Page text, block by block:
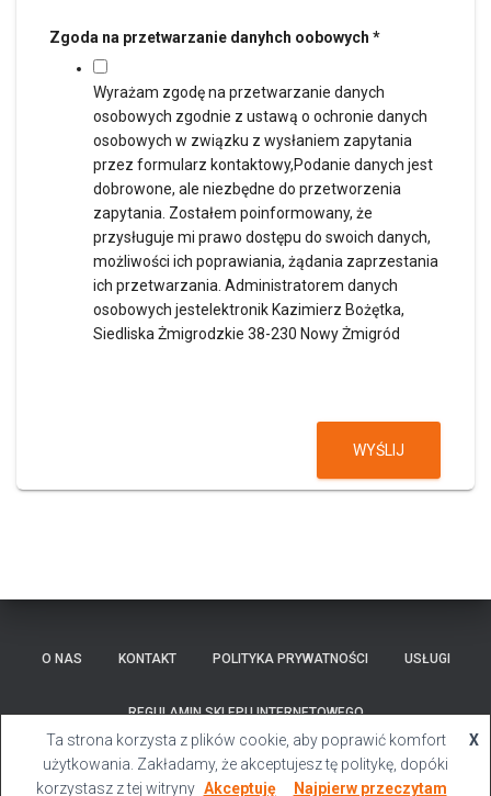
Zgoda na przetwarzanie danyhch oobowych *
Wyrażam zgodę na przetwarzanie danych
osobowych zgodnie z ustawą o ochronie danych
osobowych w związku z wysłaniem zapytania
przez formularz kontaktowy,Podanie danych jest
dobrowone, ale niezbędne do przetworzenia
zapytania. Zostałem poinformowany, że
przysługuje mi prawo dostępu do swoich danych,
możliwości ich poprawiania, żądania zaprzestania
ich przetwarzania. Administratorem danych
osobowych jestelektronik Kazimierz Bożętka,
Siedliska Żmigrodzkie 38-230 Nowy Żmigród
WYŚLIJ
O NAS KONTAKT POLITYKA PRYWATNOŚCI USŁUGI
REGULAMIN SKLEPU INTERNETOWEGO
Hestia | Stworzone przezThemeIsle
Ta strona korzysta z plików cookie, aby poprawić komfort
użytkowania. Zakładamy, że akceptujesz tę politykę, dopóki
korzystasz z tej witryny
X
Akceptuję Najpierw przeczytam